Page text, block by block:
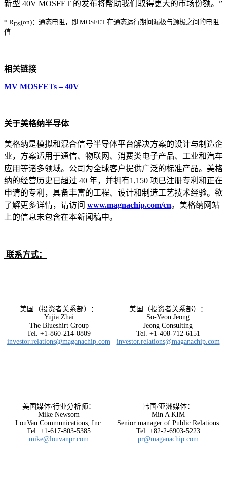
新型 40V MOSFET 的发布将帮助我们取得更大的市场份额。”
* RDS(on)：通态电阻，即 MOSFET 在通态运行期间漏极与源极之间的电阻
值
相关链接
MV MOSFETs – 40V
关于美格纳半导体
美格纳是模拟和混合信号半导体平台解决方案的设计与制造企
业，方案适用于通信、物联网、消费类电子产品、工业和汽车
应用等诸多领域。公司为全球客户提供广泛的标准产品。美格
纳的经营历史已超过 40 年，并拥有1,150 项已注册专利和正在
申请的专利，具备丰富的工程、设计和制造工艺技术经验。欲
了解更多详情，请访问 www.magnachip.com/cn。美格纳网站
上的信息未包含在本新闻稿中。
联系方式：
美国（投资者关系部）：
Yujia Zhai
The Blueshirt Group
Tel. +1-860-214-0809
investor.relations@maganachip.com
美国（投资者关系部）：
So-Yeon Jeong
Jeong Consulting
Tel. +1-408-712-6151
investor.relations@maganachip.com
美国媒体/行业分析师：
Mike Newsom
LouVan Communications, Inc.
Tel. +1-617-803-5385
mike@louvanpr.com
韩国/亚洲媒体：
Min A KIM
Senior manager of Public Relations
Tel. +82-2-6903-5223
pr@maganachip.com